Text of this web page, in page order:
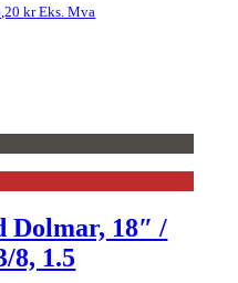
krEks. Mva
Dolmar, 18″ /
8, 1.5